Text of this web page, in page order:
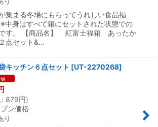
集まる冬場にもらってうれしい食品福
中身はすべて箱にセットされた状態での
す。 【商品名】 紅富士福箱 あったか
点セット&…
キッチン６点セット [UT-2270268]
: 879円)
ン価格
り